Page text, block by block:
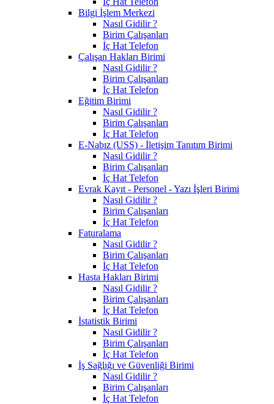
Bilgi İşlem Merkezi
Nasıl Gidilir ?
Birim Çalışanları
İç Hat Telefon
Çalışan Hakları Birimi
Nasıl Gidilir ?
Birim Çalışanları
İç Hat Telefon
Eğitim Birimi
Nasıl Gidilir ?
Birim Çalışanları
İç Hat Telefon
E-Nabız (USS) - İletişim Tanıtım Birimi
Nasıl Gidilir ?
Birim Çalışanları
İç Hat Telefon
Evrak Kayıt - Personel - Yazı İşleri Birimi
Nasıl Gidilir ?
Birim Çalışanları
İç Hat Telefon
Faturalama
Nasıl Gidilir ?
Birim Çalışanları
İç Hat Telefon
Hasta Hakları Birimi
Nasıl Gidilir ?
Birim Çalışanları
İç Hat Telefon
İstatistik Birimi
Nasıl Gidilir ?
Birim Çalışanları
İç Hat Telefon
İş Sağlığı ve Güvenliği Birimi
Nasıl Gidilir ?
Birim Çalışanları
İç Hat Telefon